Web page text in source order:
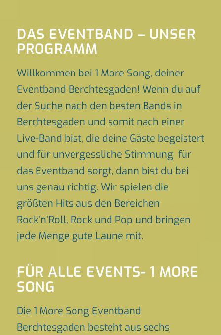
DAS EVENTBAND – UNSER
PROGRAMM
Willkommen bei 1 More Song, deiner
Eventband Berchtesgaden! Wenn du auf
der Suche nach den besten Bands in
Berchtesgaden und somit nach einer
Live-Band bist, die deine Gäste begeistert
und für unvergessliche Stimmung für
das Eventband sorgt, dann bist du bei
uns genau richtig. Wir spielen die
größten Hits aus den Bereichen
Rock’n’Roll, Rock und Pop und bringen
jede Menge gute Laune mit.
FÜR ALLE EVENTS- 1 MORE
SONG
Die 1 More Song Eventband
Berchtesgaden besteht aus sechs